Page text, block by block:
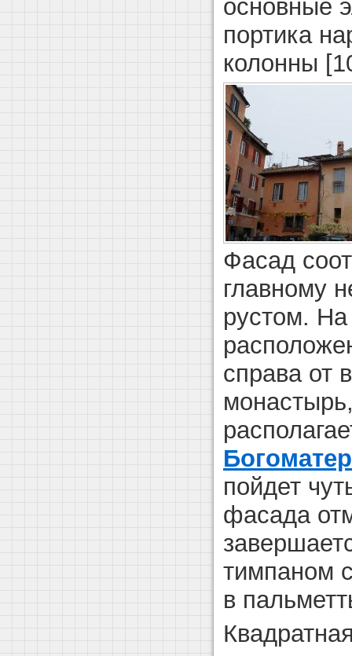
основные
портика
колонны
Фасад
главному
рустом.
справа от
пойдет
фасада
тимпаном
в